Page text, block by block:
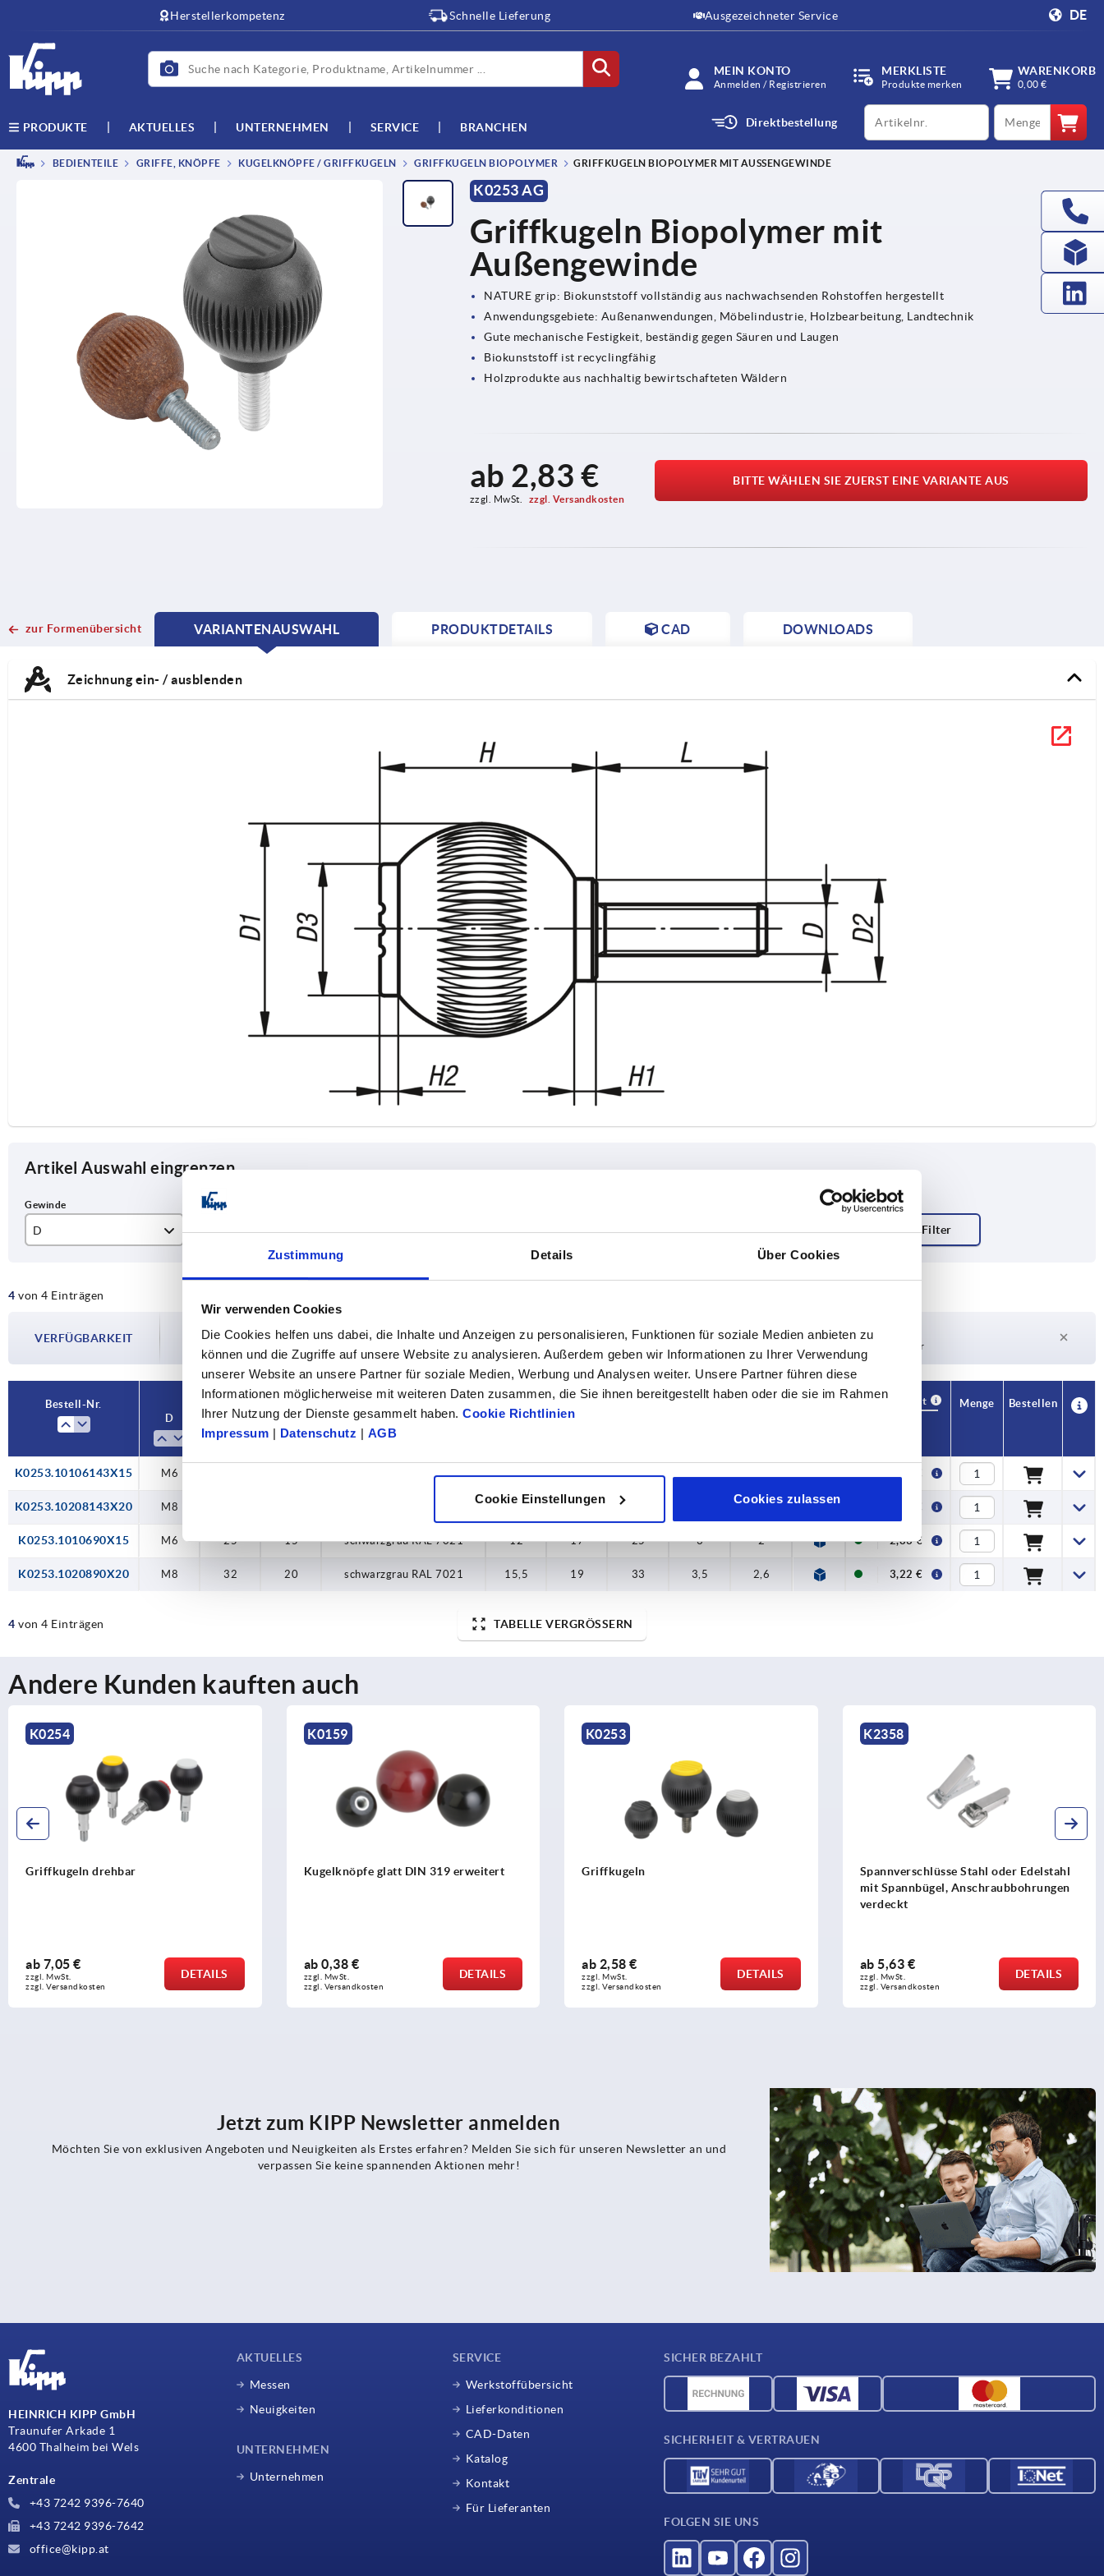
Zustimmung Details Über Cookies
Wir verwenden Cookies
Die Cookies helfen uns dabei, die Inhalte und Anzeigen zu personalisieren, Funktionen für soziale Medien anbieten zu
können und die Zugriffe auf unsere Website zu analysieren. Außerdem geben wir Informationen zu Ihrer Verwendung
unserer Website an unsere Partner für soziale Medien, Werbung und Analysen weiter. Unsere Partner führen diese
Informationen möglicherweise mit weiteren Daten zusammen, die Sie ihnen bereitgestellt haben oder die sie im Rahmen
Ihrer Nutzung der Dienste gesammelt haben. Cookie Richtlinien
Impressum | Datenschutz | AGB
Cookie Einstellungen Cookies zulassen
Herstellerkompetenz Schnelle Lieferung Ausgezeichneter Service DE
MEIN KONTO
Anmelden / Registrieren
MERKLISTE
Produkte merken
WARENKORB
0,00 €
PRODUKTE AKTUELLES UNTERNEHMEN SERVICE BRANCHEN Direktbestellung
productCode qty
BEDIENTEILE GRIFFE, KNÖPFE KUGELKNÖPFE / GRIFFKUGELN GRIFFKUGELN BIOPOLYMER GRIFFKUGELN BIOPOLYMER MIT AUSSENGEWINDE
K0253 AG
Griffkugeln Biopolymer mit
Außengewinde
NATURE grip: Biokunststoff vollständig aus nachwachsenden Rohstoffen hergestellt
Anwendungsgebiete: Außenanwendungen, Möbelindustrie, Holzbearbeitung, Landtechnik
Gute mechanische Festigkeit, beständig gegen Säuren und Laugen
Biokunststoff ist recyclingfähig
Holzprodukte aus nachhaltig bewirtschafteten Wäldern
ab 2,83 €
zzgl. MwSt. zzgl. Versandkosten
BITTE WÄHLEN SIE ZUERST EINE VARIANTE AUS
zur Formenübersicht
VARIANTENAUSWAHL
CURRENT
CURRENT
PRODUKTDETAILS CAD DOWNLOADS
Zeichnung ein- / ausblenden
Artikel Auswahl eingrenzen
D
M8
D1 L Farbe Grundkörper
Buche natur
D2
4 von 4 Einträgen
VERFÜGBARKEIT
Im finalen Schritt vor Abschluss Ihrer Bestellung erfahren Sie das bestätigte
Versanddatum.
1-3 Tage
Lieferzeit auf Anfrage
Derzeit nicht auf Lager
Bestell-Nr.
D
D1 L Farbe Grundkörper D2 D3
Verfügbarkeit
Menge Bestellen
K0253.10106143X15 M6 12 17 25 2,83 €
K0253.10208143X20 M8 15,5 19 2,6 3,22 €
K0253.1010690X15 M6 25 15 schwarzgrau RAL 7021 12 17 25 3 2 2,83 €
K0253.1020890X20 M8 32 20 schwarzgrau RAL 7021 15,5 19 33 3,5 2,6 3,22 €
4 von 4 Einträgen TABELLE VERGRÖSSERN
Andere Kunden kauften auch
K0254
Griffkugeln drehbar
ab 7,05 €
zzgl. MwSt.
zzgl. Versandkosten
DETAILS
K0159
Kugelknöpfe glatt DIN 319 erweitert
ab 0,38 €
zzgl. MwSt.
zzgl. Versandkosten
DETAILS
K0253
Griffkugeln
ab 2,58 €
zzgl. MwSt.
zzgl. Versandkosten
DETAILS
K2358
Spannverschlüsse Stahl oder Edelstahl
mit Spannbügel, Anschraubbohrungen
verdeckt
ab 5,63 €
zzgl. MwSt.
zzgl. Versandkosten
DETAILS
Jetzt zum KIPP Newsletter anmelden
Möchten Sie von exklusiven Angeboten und Neuigkeiten als Erstes erfahren? Melden Sie sich für unseren Newsletter an und
verpassen Sie keine spannenden Aktionen mehr!
HEINRICH KIPP GmbH
Traunufer Arkade 1
4600 Thalheim bei Wels
Zentrale
+43 7242 9396-7640
+43 7242 9396-7642
office@kipp.at
AKTUELLES
Messen
Neuigkeiten
UNTERNEHMEN
Unternehmen
SERVICE
Werkstoffübersicht
Lieferkonditionen
CAD-Daten
Katalog
Kontakt
Für Lieferanten
SICHER BEZAHLT
SICHERHEIT & VERTRAUEN
FOLGEN SIE UNS